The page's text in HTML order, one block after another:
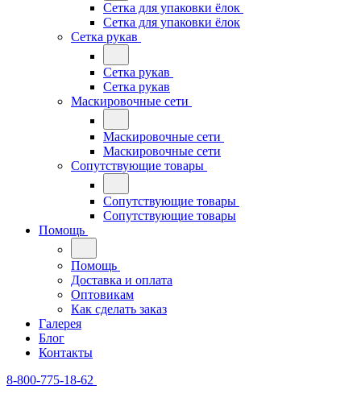
Сетка для упаковки ёлок
Сетка для упаковки ёлок
Сетка рукав
Сетка рукав
Сетка рукав
Маскировочные сети
Маскировочные сети
Маскировочные сети
Сопутствующие товары
Сопутствующие товары
Сопутствующие товары
Помощь
Помощь
Доставка и оплата
Оптовикам
Как сделать заказ
Галерея
Блог
Контакты
8-800-775-18-62